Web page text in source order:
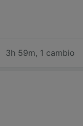
3h 59m, 1 cambio